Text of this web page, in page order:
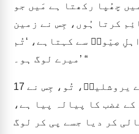
چھُپا رکھتا ہے مَیں جو
کرتا ہُوں، جِس نے زمین
صِیّونؔ سے کہتاہے، ‘تُم
میرے لوگ ہو۔’ “
17
غضب کا پیالہ پیا ہے،
کر دیا جسے پی کر لوگ